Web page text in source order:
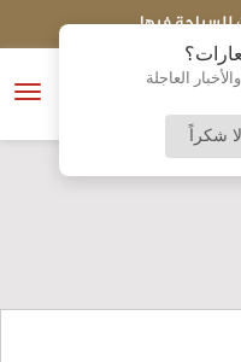
العاجلة
لا شكراً
فيها
فتح
النسخة الكاملة